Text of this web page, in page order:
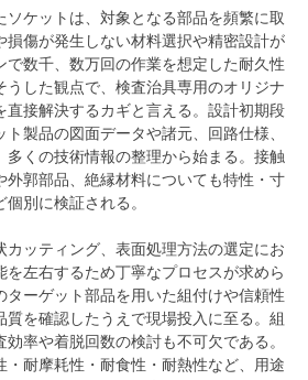
ケットは、対象となる部品を頻繁に取
損傷が発生しない材料選択や精密設計が
数千、数万回の作業を想定した耐久性
うした観点で、検査治具専用のオリジナ
直接解決するカギと言える。設計初期段
製品の図面データや諸元、回路仕様、
くの技術情報の整理から始まる。接触
外郭部品、絶縁材料についても特性・寸
別に検証される。
ッティング、表面処理方法の選定にお
を左右するため丁寧なプロセスが求めら
ーゲット部品を用いた組付けや信頼性
を確認したうえで現場投入に至る。組
率や着脱回数の検討も不可欠である。
・耐摩耗性・耐食性・耐熱性など、用途